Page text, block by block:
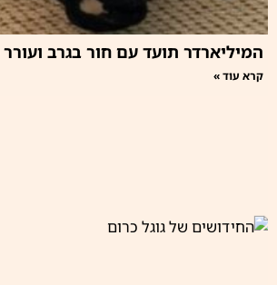
המיליארדר תועד עם חור בגרב
קרא עוד »